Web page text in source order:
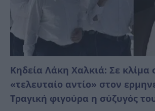
Κηδεία Λάκη Χαλκιά: Σε κλίμα
«τελευταίο αντίο» στον
Τραγική φιγούρα η σύζυγός